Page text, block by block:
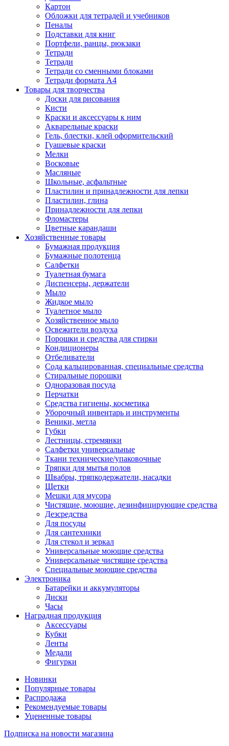
Картон
Обложки для тетрадей и учебников
Пеналы
Подставки для книг
Портфели, ранцы, рюкзаки
Тетради
Тетради
Тетради со сменными блоками
Тетради формата А4
Товары для творчества
Доски для рисования
Кисти
Краски и аксессуары к ним
Акварельные краски
Гель, блестки, клей оформительский
Гуашевые краски
Мелки
Восковые
Масляные
Школьные, асфальтные
Пластилин и принадлежности для лепки
Пластилин, глина
Принадлежности для лепки
Фломастеры
Цветные карандаши
Хозяйственные товары
Бумажная продукция
Бумажные полотенца
Салфетки
Туалетная бумага
Диспенсеры, держатели
Мыло
Жидкое мыло
Туалетное мыло
Хозяйственное мыло
Освежители воздуха
Порошки и средства для стирки
Кондиционеры
Отбеливатели
Сода кальцированная, специальные средства
Стиральные порошки
Одноразовая посуда
Перчатки
Средства гигиены, косметика
Уборочный инвентарь и инструменты
Веники, метла
Губки
Лестницы, стремянки
Салфетки универсальные
Ткани технические/упаковочные
Тряпки для мытья полов
Швабры, тряпкодержатели, насадки
Щетки
Мешки для мусора
Чистящие, моющие, дезинфицирующие средства
Дезсредства
Для посуды
Для сантехники
Для стекол и зеркал
Универсальные моющие средства
Универсальные чистящие средства
Специальные моющие средства
Электроника
Батарейки и аккумуляторы
Диски
Часы
Наградная продукция
Аксессуары
Кубки
Ленты
Медали
Фигурки
Новинки
Популярные товары
Распродажа
Рекомендуемые товары
Уцененные товары
Подписка на новости магазина